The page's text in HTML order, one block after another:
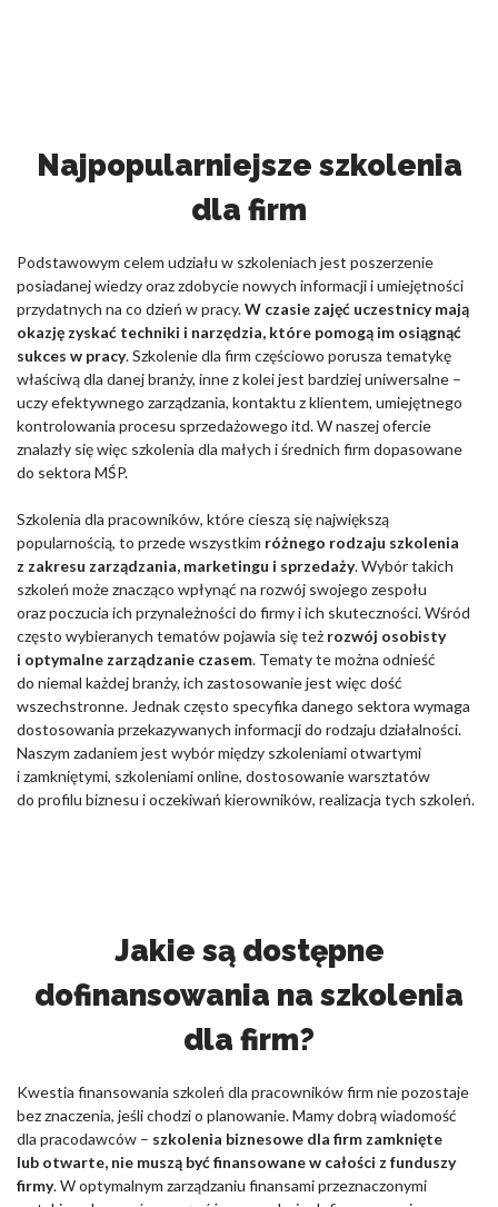
Najpopularniejsze szkolenia
dla firm
Podstawowym celem udziału w szkoleniach jest poszerzenie
posiadanej wiedzy oraz zdobycie nowych informacji i umiejętności
przydatnych na co dzień w pracy.W czasie zajęć uczestnicy mają
okazję zyskać techniki i narzędzia, które pomogą im osiągnąć
sukces w pracy. Szkolenie dla firm częściowo porusza tematykę
właściwą dla danej branży, inne z kolei jest bardziej uniwersalne –
uczy efektywnego zarządzania, kontaktu z klientem, umiejętnego
kontrolowania procesu sprzedażowego itd. W naszej ofercie
znalazły się więc szkolenia dla małych i średnich firm dopasowane
do sektora MŚP.
Szkolenia dla pracowników, które cieszą się największą
popularnością, to przede wszystkim różnego rodzaju szkolenia
z zakresu zarządzania, marketingu i sprzedaży. Wybór takich
szkoleń może znacząco wpłynąć na rozwój swojego zespołu
oraz poczucia ich przynależności do firmy i ich skuteczności. Wśród
często wybieranych tematów pojawia się też rozwój osobisty
i optymalne zarządzanie czasem. Tematy te można odnieść
do niemal każdej branży, ich zastosowanie jest więc dość
wszechstronne. Jednak często specyfika danego sektora wymaga
dostosowania przekazywanych informacji do rodzaju działalności.
Naszym zadaniem jest wybór między szkoleniami otwartymi
i zamkniętymi, szkoleniami online, dostosowanie warsztatów
do profilu biznesu i oczekiwań kierowników, realizacja tych szkoleń.
Jakie są dostępne
dofinansowania na szkolenia
dla firm?
Kwestia finansowania szkoleń dla pracowników firm nie pozostaje
bez znaczenia, jeśli chodzi o planowanie. Mamy dobrą wiadomość
dla pracodawców – szkolenia biznesowe dla firm zamknięte
lub otwarte, nie muszą być finansowane w całości z funduszy
firmy. W optymalnym zarządzaniu finansami przeznaczonymi